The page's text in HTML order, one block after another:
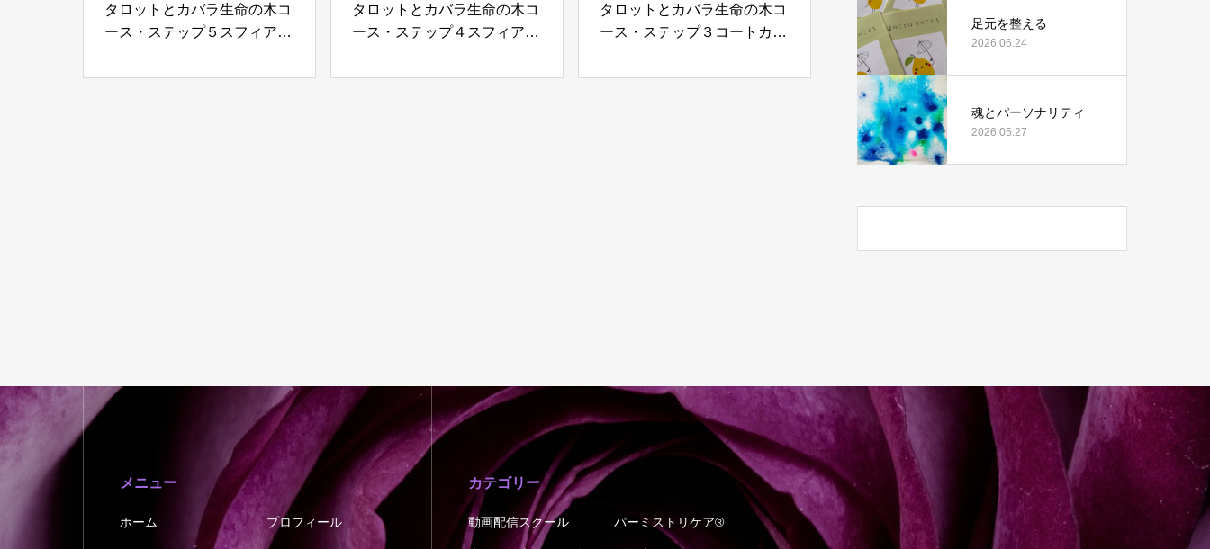
タロットとカバラ生命の木コ
ース・ステップ５スフィアと
タロットとカバラ生命の木コ
ース・ステップ４スフィアと
タロットとカバラ生命の木コ
ース・ステップ３コートカー
足元を整える
2026.06.24
魂とパーソナリティ
2026.05.27
メニュー
ホーム プロフィール
カテゴリー
動画配信スクール パーミストリケア®︎